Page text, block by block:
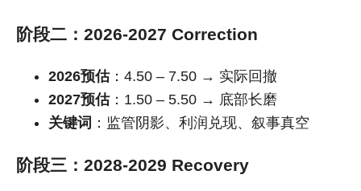
阶段二：2026-2027 Correction
2026预估：4.50 – 7.50 → 实际回撤
2027预估：1.50 – 5.50 → 底部长磨
关键词 ：监管阴影、利润兑现、叙事真空
阶段三：2028-2029 Recovery